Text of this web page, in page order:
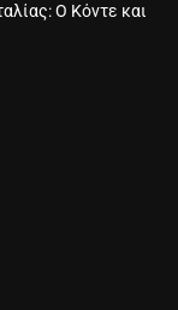
Ο Κόντε και